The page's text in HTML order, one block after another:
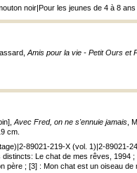
noir|Pour les jeunes de 4 à 8 ans
Amis pour la vie - Petit Ours et
Avec Fred, on ne s'ennuie jamais ,
cm.
89021-219-X (vol. 1)|2-89021-
Le chat de mes rêves, 1994
père ; [3] : Mon chat est un oiseau de